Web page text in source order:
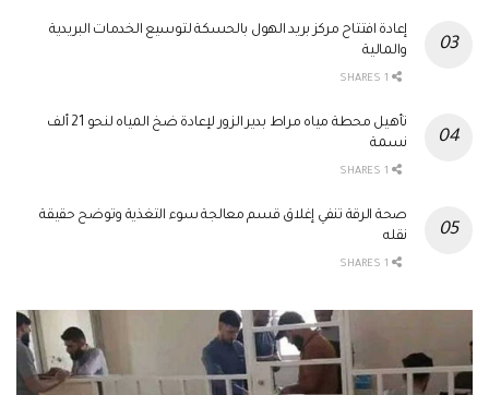
إعادة افتتاح مركز بريد الهول بالحسكة لتوسيع الخدمات البريدية
والمالية
تأهيل محطة مياه مراط بدير الزور لإعادة ضخ المياه لنحو 21 ألف
نسمة
صحة الرقة تنفي إغلاق قسم معالجة سوء التغذية وتوضح حقيقة
نقله